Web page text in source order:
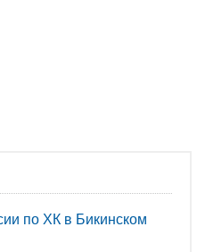
по ХК в Бикинском